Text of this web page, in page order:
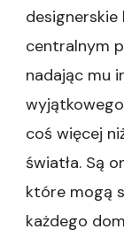
centralnym
nadając mu
coś więcej
światła. Są
które mogą
każdego